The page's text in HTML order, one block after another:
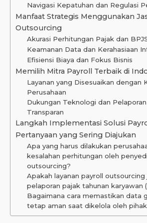
Navigasi Kepatuhan dan Regulasi
Manfaat Strategis Menggunakan
Outsourcing
Akurasi Perhitungan Pajak dan
Keamanan Data dan Kerahasiaan
Efisiensi Biaya dan Fokus Bisnis
Memilih Mitra Payroll Terbaik di
Layanan yang Disesuaikan dengan
Perusahaan
Dukungan Teknologi dan
Transparan
Langkah Implementasi Solusi
Pertanyaan yang Sering Diajukan
Apa yang harus dilakukan
kesalahan perhitungan oleh
outsourcing?
Apakah layanan payroll outsourcing
pelaporan pajak tahunan karyawan
Bagaimana cara memastikan data
tetap aman saat dikelola oleh